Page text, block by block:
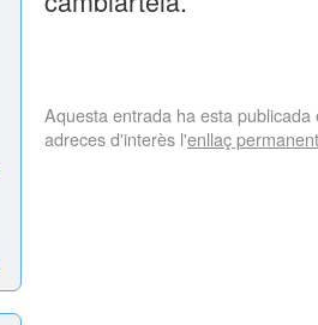
Aquesta entrada ha esta
adreces d'interès l'enllaç permanent